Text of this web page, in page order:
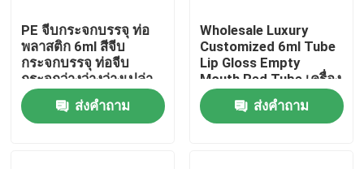
รายชื่อผู้ติดต่อ
ผลิตภัณฑ์
ท่อเสริมกาย
PE จีบกระจกบรรจุ ท่อ
พลาสติก 6ml สีจีบ
กระจกบรรจุ ท่อจีบ
กระจกว่างว่างว่างเปล่า
กับโลโก้ของคุณ
ส่งคำถาม
Wholesale Luxury
Customized 6ml Tube
Lip Gloss Empty
Mouth Red Tube เครื่อง
สําอางบรรจุภัณฑ์
กระปุกกระปุกกระปุก
ส่งคำถาม